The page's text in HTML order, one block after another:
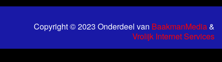
Copyright © 2023 Onderdeel van BaakmanMedia&
Vrolijk Internet Services